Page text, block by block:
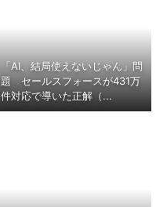
「AI、結局使えないじゃん」問
題 セールスフォースが431万
件対応で導いた正解（...